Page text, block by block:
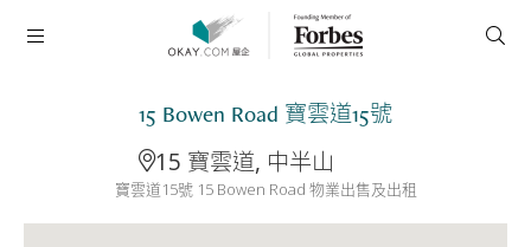
15 Bowen Road 寶雲道15號
15 寶雲道, 中半山
寶雲道15號 15 Bowen Road 物業出售及出租